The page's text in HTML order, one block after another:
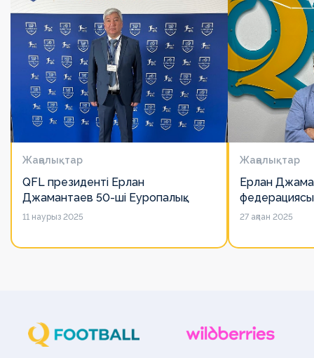
Жаңалықтар
QFL президенті Ерлан
Джамантаев 50-ші Еуропалық
лигалар Бас ассамблеясына
11 наурыз 2025
Жаңалықтар
Ерлан
есімін
27 ақпан 2025